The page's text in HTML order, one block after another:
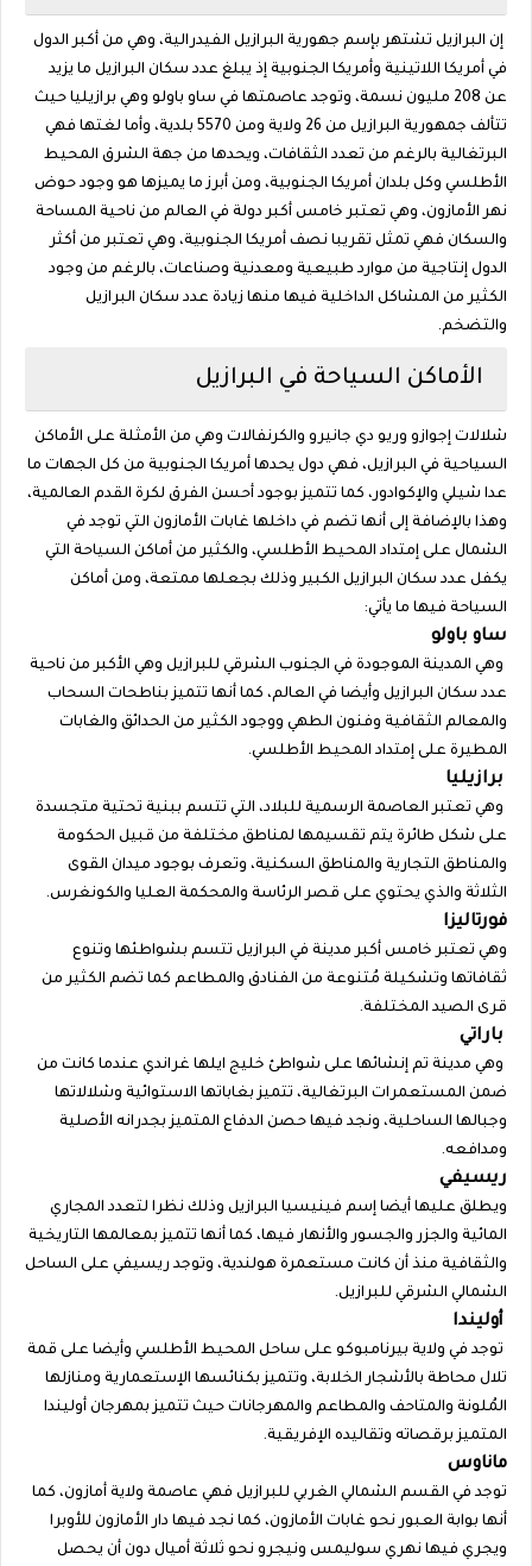
إن البرازيل تشتهر بإسم جهورية البرازيل الفيدرالية، وهي من أكبر الدول
في أمريكا اللاتينية وأمريكا الجنوبية إذ يبلغ عدد سكان البرازيل ما يزيد
عن 208 مليون نسمة، وتوجد عاصمتها في ساو باولو وهي برازيليا حيث
تتألف جمهورية البرازيل من 26 ولاية ومن 5570 بلدية، وأما لغتها فهي
البرتغالية بالرغم من تعدد الثقافات، ويحدها من جهة الشرق المحيط
الأطلسي وكل بلدان أمريكا الجنوبية، ومن أبرز ما يميزها هو وجود حوض
نهر الأمازون، وهي تعتبر خامس أكبر دولة في العالم من ناحية المساحة
والسكان فهي تمثل تقريبا نصف أمريكا الجنوبية، وهي تعتبر من أكثر
الدول إنتاجية من موارد طبيعية ومعدنية وصناعات، بالرغم من وجود
الكثير من المشاكل الداخلية فيها منها زيادة عدد سكان البرازيل
والتضخم.
الأماكن السياحة في البرازيل
شلالات إجوازو وريو دي جانيرو والكرنفالات وهي من الأمثلة على الأماكن
السياحية في البرازيل، فهي دول يحدها أمريكا الجنوبية من كل الجهات ما
عدا شيلي والإكوادور، كما تتميز بوجود أحسن الفرق لكرة القدم العالمية،
وهذا بالإضافة إلى أنها تضم في داخلها غابات الأمازون التي توجد في
الشمال على إمتداد المحيط الأطلسي، والكثير من أماكن السياحة التي
يكفل عدد سكان البرازيل الكبير وذلك بجعلها ممتعة، ومن أماكن
السياحة فيها ما يأتي:
ساو باولو
وهي المدينة الموجودة في الجنوب الشرقي للبرازيل وهي الأكبر من ناحية
عدد سكان البرازيل وأيضا في العالم، كما أنها تتميز بناطحات السحاب
والمعالم الثقافية وفنون الطهي ووجود الكثير من الحدائق والغابات
المطيرة على إمتداد المحيط الأطلسي.
برازيليا
وهي تعتبر العاصمة الرسمية للبلاد، التي تتسم ببنية تحتية متجسدة
على شكل طائرة يتم تقسيمها لمناطق مختلفة من قبيل الحكومة
والمناطق التجارية والمناطق السكنية، وتعرف بوجود ميدان القوى
الثلاثة والذي يحتوي على قصر الرئاسة والمحكمة العليا والكونغرس.
فورتاليزا
وهي تعتبر خامس أكبر مدينة في البرازيل تتسم بشواطئها وتنوع
ثقافاتها وتشكيلة مُتنوعة من الفنادق والمطاعم كما تضم الكثير من
قرى الصيد المختلفة.
باراتي
وهي مدينة تم إنشائها على شواطئ خليج ايلها غراندي عندما كانت من
ضمن المستعمرات البرتغالية، تتميز بغاباتها الاستوائية وشلالاتها
وجبالها الساحلية، ونجد فيها حصن الدفاع المتميز بجدرانه الأصلية
ومدافعه.
ريسيفي
ويطلق عليها أيضا إسم فينيسيا البرازيل وذلك نظرا لتعدد المجاري
المائية والجزر والجسور والأنهار فيها، كما أنها تتميز بمعالمها التاريخية
والثقافية منذ أن كانت مستعمرة هولندية، وتوجد ريسيفي على الساحل
الشمالي الشرقي للبرازيل.
أوليندا
توجد في ولاية بيرنامبوكو على ساحل المحيط الأطلسي وأيضا على قمة
تلال محاطة بالأشجار الخلابة، وتتميز بكنائسها الإستعمارية ومنازلها
المُلونة والمتاحف والمطاعم والمهرجانات حيث تتميز بمهرجان أوليندا
المتميز برقصاته وتقاليده الإفريقية.
ماناوس
توجد في القسم الشمالي الغربي للبرازيل فهي عاصمة ولاية أمازون، كما
أنها بوابة العبور نحو غابات الأمازون، كما نجد فيها دار الأمازون للأوبرا
ويجري فيها نهري سوليمس ونيجرو نحو ثلاثة أميال دون أن يحصل